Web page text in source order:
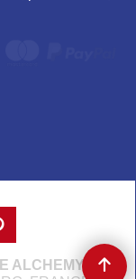
ALCHEMY ☆